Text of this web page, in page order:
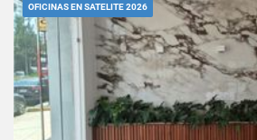
OFICINAS EN SATELITE 2026